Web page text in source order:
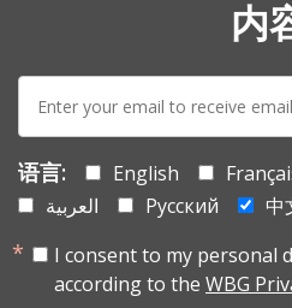
内
E-
mail:
语言: English
العربية
Русский
中
I consent to my personal
according to the WBG